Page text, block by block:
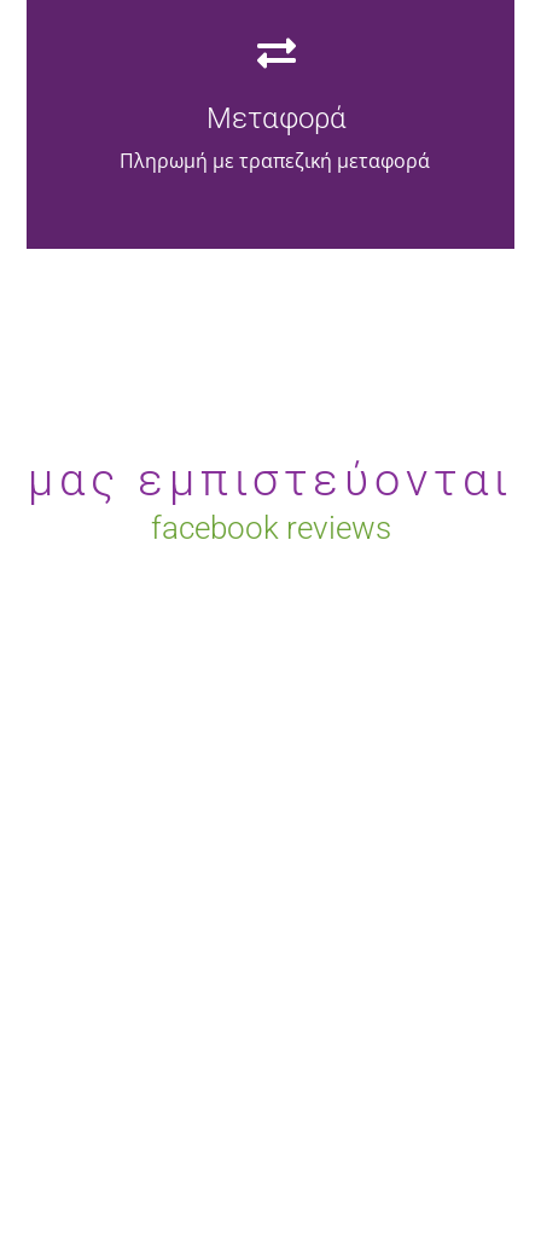
Μεταφορά
Πληρωμή με τραπεζική μεταφορά
μας εμπιστεύονται
facebook reviews